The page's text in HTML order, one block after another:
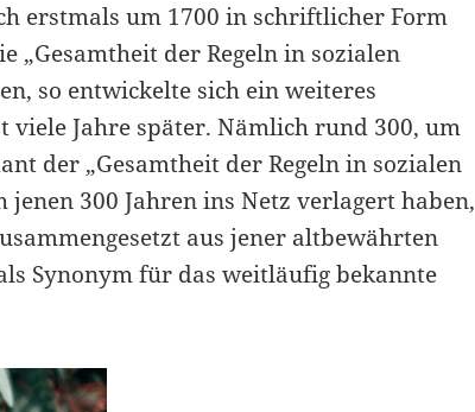
erstmals um 1700 in schriftlicher Form
„Gesamtheit der Regeln in sozialen
so entwickelte sich ein weiteres
viele Jahre später. Nämlich rund 300, um
der „Gesamtheit der Regeln in sozialen
jenen 300 Jahren ins Netz verlagert haben,
aus jener altbewährten
Synonym für das weitläufig bekannte